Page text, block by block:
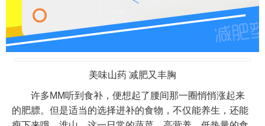
美味山药 减肥又丰胸
许多MM听到食补，便想起了腰间那一圈悄悄涨起来
的肥膘。但是适当的选择进补的食物，不仅能养生，还能